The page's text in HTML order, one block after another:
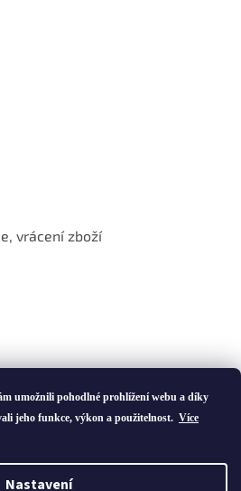
umožnili pohodlné prohlížení webu a díky
jeho funkce, výkon a použitelnost. Více
Nastavení
vrácení zboží
Vytvořil Shoptet